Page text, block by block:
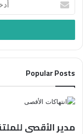
بريدك
الإلكتروني
Popular Posts
مدير الأقصى